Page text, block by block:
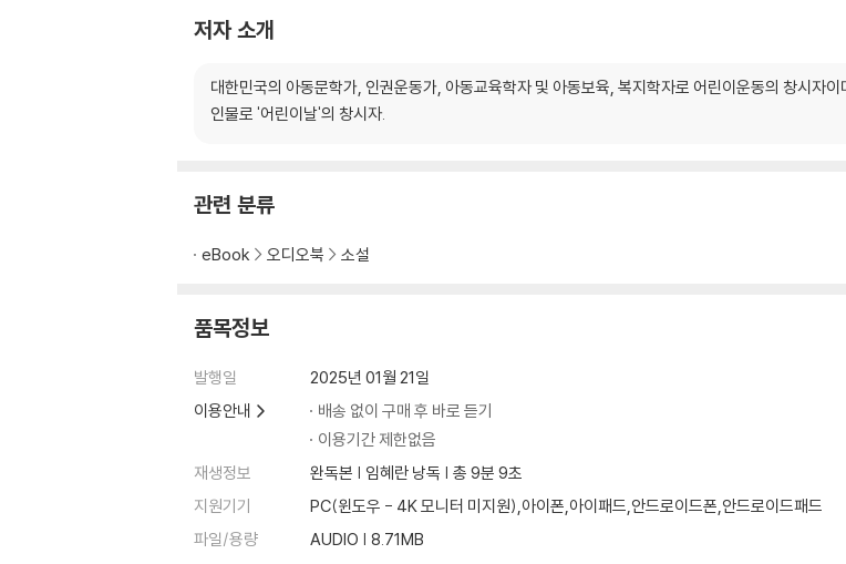
저자 소개
대한민국의 아동문학가, 인권운동가, 아동교육학자 및 아동보육, 복지학자로 어린이운동의 창시자
인물로 '어린이날'의 창시자.
관련 분류
eBook 오디오북 소설
품목정보
발행일
2025년 01월 21일
이용안내
배송 없이 구매 후 바로 듣기
이용기간 제한없음
재생정보
완독본 | 임혜란 낭독 | 총 9분 9초
지원기기
PC(윈도우 - 4K 모니터 미지원),아이폰,아이패드,안드로이드폰,안드로이드패드
파일/용량
AUDIO | 8.71MB